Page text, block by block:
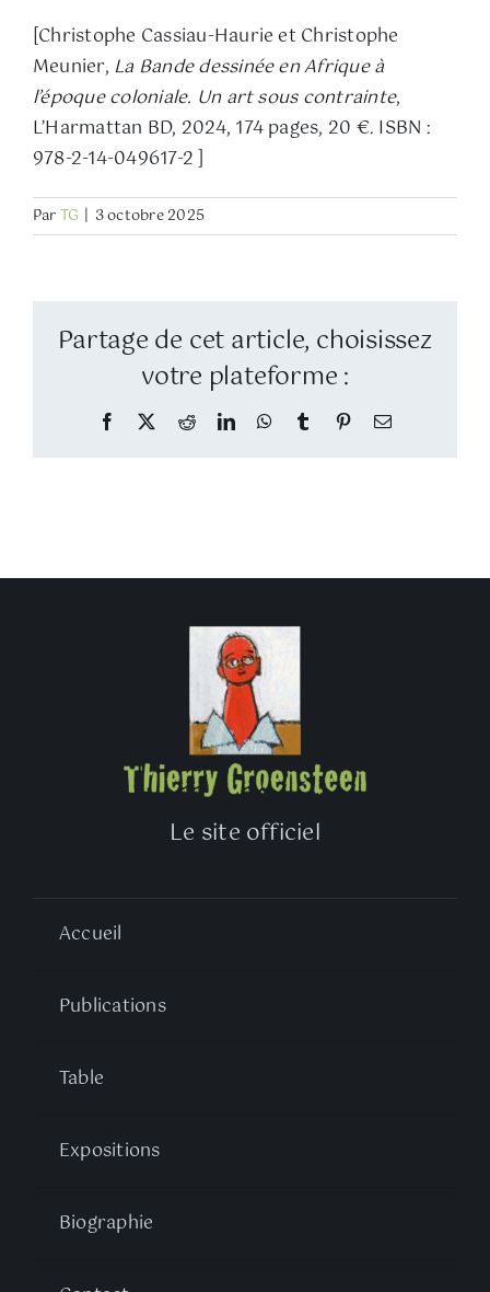
[Christophe Cassiau-Haurie et Christophe
Meunier, La Bande dessinée en Afrique à
l’époque coloniale. Un art sous contrainte,
L’Harmattan BD, 2024, 174 pages, 20 €. ISBN :
978-2-14-049617-2 ]
ParTG 3 octobre 2025
Partage de cet article, choisissez
votre plateforme :
Facebook
TwitterRedditLinkedInWhatsApp
TumblrPinterestEmail
Le site officiel
Accueil
Publications
Table
Expositions
Biographie